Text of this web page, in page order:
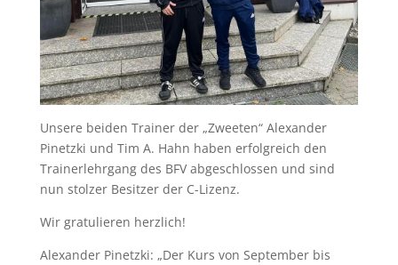
Unsere beiden Trainer der „Zweeten“ Alexander
Pinetzki und Tim A. Hahn haben erfolgreich den
Trainerlehrgang des BFV abgeschlossen und sind
nun stolzer Besitzer der C-Lizenz.
Wir gratulieren herzlich!
Alexander Pinetzki: „Der Kurs von September bis